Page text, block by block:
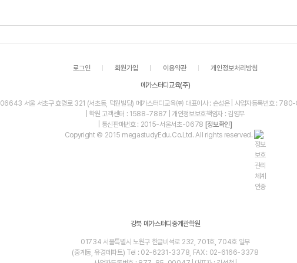
로그인 회원가입 이용약관 개인정보처리방침
메가스터디교육(주)
06643 서울 서초구 효령로 321 (서초동, 덕원빌딩) 메가스터디교육㈜ 대표이사 : 손성은 | 사업자등록번호 :
| 학원 고객센터 : 1588-7887 | 개인정보보호책임자 : 김영무
| 통신판매번호 : 2015-서울서초-0678 [정보확인]
Copyright © 2015 megastudyEdu.Co.Ltd. All rights reserved.
강북 메가스터디중계관학원
01734 서울특별시 노원구 한글비석로 232, 701호, 704호 일부
(중계동, 유경데파트) Tel : 02-6231-3378, FAX : 02-6166-3378